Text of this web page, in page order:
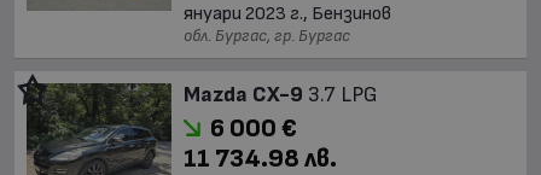
януари 2023 г., Бензинов
обл. Бургас, гр. Бургас
Mazda CX-9 3.7 LPG
6 000 €
11 734.98 лв.